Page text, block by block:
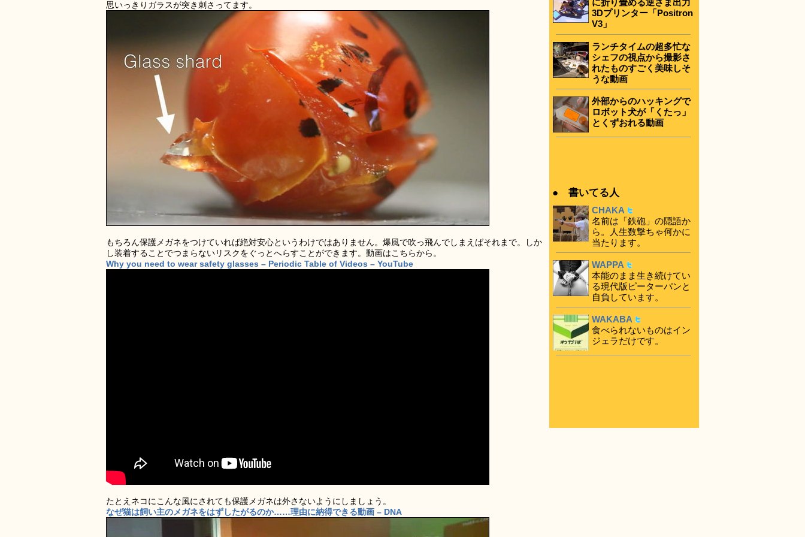
思いっきりガラスが突き刺さってます。
もちろん保護メガネをつけていれば絶対安心というわけではありません。爆風で吹っ飛んでしまえばそれまで。しか
し装着することでつまらないリスクをぐっとへらすことができます。動画はこちらから。
Why you need to wear safety glasses – Periodic Table of Videos – YouTube
たとえネコにこんな風にされても保護メガネは外さないようにしましょう。
なぜ猫は飼い主のメガネをはずしたがるのか……理由に納得できる動画 – DNA
に折り畳める逆さま出力
3Dプリンター「Positron
V3」
ランチタイムの超多忙な
シェフの視点から撮影さ
れたものすごく美味しそ
うな動画
外部からのハッキングで
ロボット犬が「くたっ」
とくずおれる動画
● 書いてる人
CHAKA
名前は「鉄砲」の隠語か
ら。人生数撃ちゃ何かに
当たります。
WAPPA
本能のまま生き続けてい
る現代版ピーターパンと
自負しています。
WAKABA
食べられないものはイン
ジェラだけです。